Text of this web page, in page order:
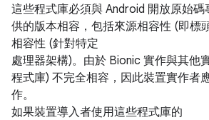
這些程式庫必須與 Android 開放原始碼
供的版本相容，包括來源相容性 (即標
相容性 (針對特定
處理器架構)。由於 Bionic 實作與其他
程式庫) 不完全相容，因此裝置實作者
作。
如果裝置導入者使用這些程式庫的